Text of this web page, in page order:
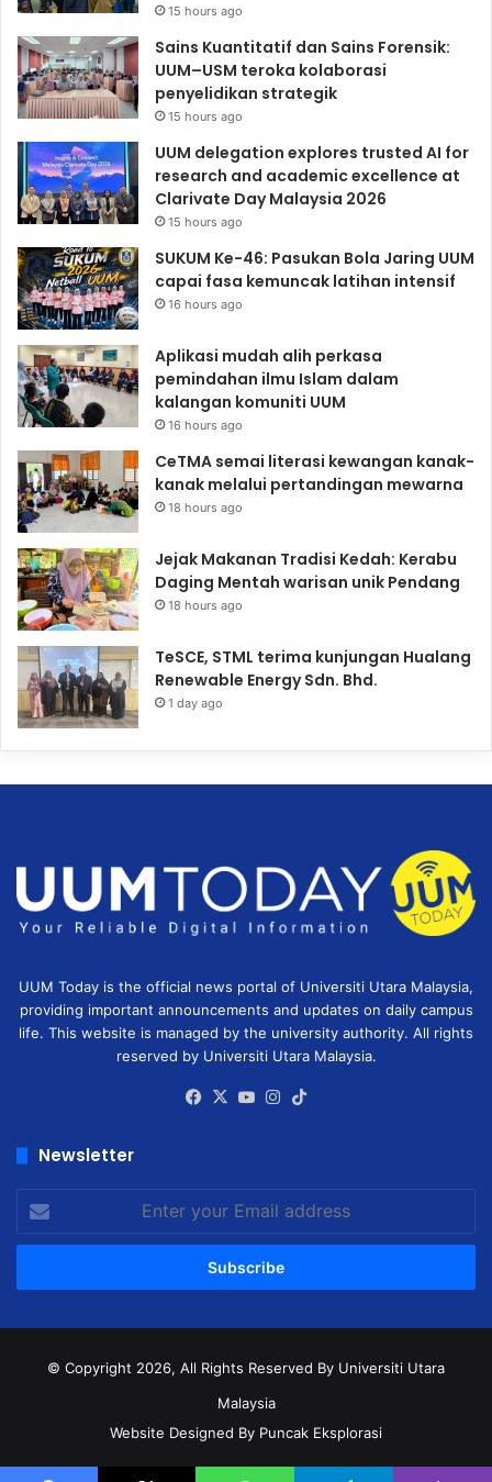
15 hours ago
Sains Kuantitatif dan Sains Forensik:
UUM–USM teroka kolaborasi
penyelidikan strategik
15 hours ago
UUM delegation explores trusted AI for
research and academic excellence at
Clarivate Day Malaysia 2026
15 hours ago
SUKUM Ke-46: Pasukan Bola Jaring UUM
capai fasa kemuncak latihan intensif
16 hours ago
Aplikasi mudah alih perkasa
pemindahan ilmu Islam dalam
kalangan komuniti UUM
16 hours ago
CeTMA semai literasi kewangan kanak-
kanak melalui pertandingan mewarna
18 hours ago
Jejak Makanan Tradisi Kedah: Kerabu
Daging Mentah warisan unik Pendang
18 hours ago
TeSCE, STML terima kunjungan Hualang
Renewable Energy Sdn. Bhd.
1 day ago
UUM Today is the official news portal of Universiti Utara Malaysia,
providing important announcements and updates on daily campus
life. This website is managed by the university authority. All rights
reserved by Universiti Utara Malaysia.
Facebook
X YouTubeInstagram
Newsletter
your
Email
© Copyright 2026, All Rights Reserved By Universiti Utara
Malaysia
Website Designed By Puncak Eksplorasi